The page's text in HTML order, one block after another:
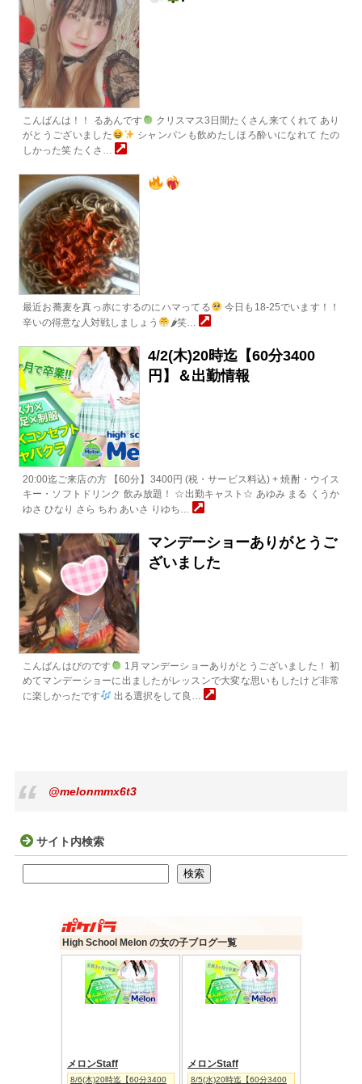
こんばんは！！ るあんです
クリスマス3日間たくさん来てくれて あり
がとうございました
シャンパンも飲めたしほろ酔いになれて たの
しかった笑 たくさ…
最近お蕎麦を真っ赤にするのにハマってる
今日も18-25でいます！！
辛いの得意な人対戦しましょう
🌶笑…
4/2(木)20時迄【60分3400
円】＆出勤情報
20:00迄ご来店の方 【60分】3400円 (税・サービス料込) + 焼酎・ウイス
キー・ソフトドリンク 飲み放題！ ☆出勤キャスト☆ あゆみ まる くうか
ゆさ ひなり さら ちわ あいさ りゆち…
マンデーショーありがとうご
ざいました
こんばんはぴのです
1月マンデーショーありがとうございました！ 初
めてマンデーショーに出ましたがレッスンで大変な思いもしたけど非常
に楽しかったです
出る選択をして良…
@melonmmx6t3
サイト内検索
検索